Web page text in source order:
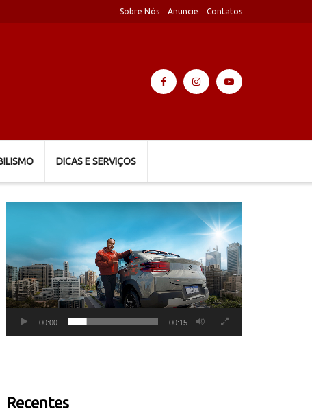
Sobre Nós Anuncie Contatos
DICAS E SERVIÇOS
00:00 00:15
Recentes